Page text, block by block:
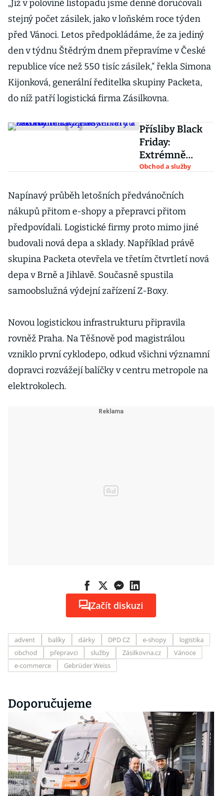
„Již v polovině listopadu jsme denně doručovali
stejný počet zásilek, jako v loňském roce týden
před Vánoci. Letos předpokládáme, že za jediný
den v týdnu Štědrým dnem přepravíme v České
republice více než 550 tisíc zásilek,“ řekla Simona
Kijonková, generální ředitelka skupiny Packeta,
do níž patří logistická firma Zásilkovna.
Přísliby Black
Friday:
Extrémně
zatížené
rekordní tržby
přes miliardu
korun
Obchod a služby
Napínavý průběh letošních předvánočních
nákupů přitom e-shopy a přepravci přitom
předpovídali. Logistické firmy proto mimo jiné
budovali nová depa a sklady. Například právě
skupina Packeta otevřela ve třetím čtvrtletí nová
depa v Brně a Jihlavě. Současně spustila
samoobslužná výdejní zařízení Z-Boxy.
Novou logistickou infrastrukturu připravila
rovněž Praha. Na Těšnově pod magistrálou
vzniklo první cyklodepo, odkud všichni významní
dopravci rozvážejí balíčky v centru metropole na
elektrokolech.
Začít diskuzi
advent balíky dárky DPD CZ e-shopy
logistika
obchod
přepravci služby Zásilkovna.cz
Vánoce
e-commerce
Gebrüder Weiss
Doporučujeme